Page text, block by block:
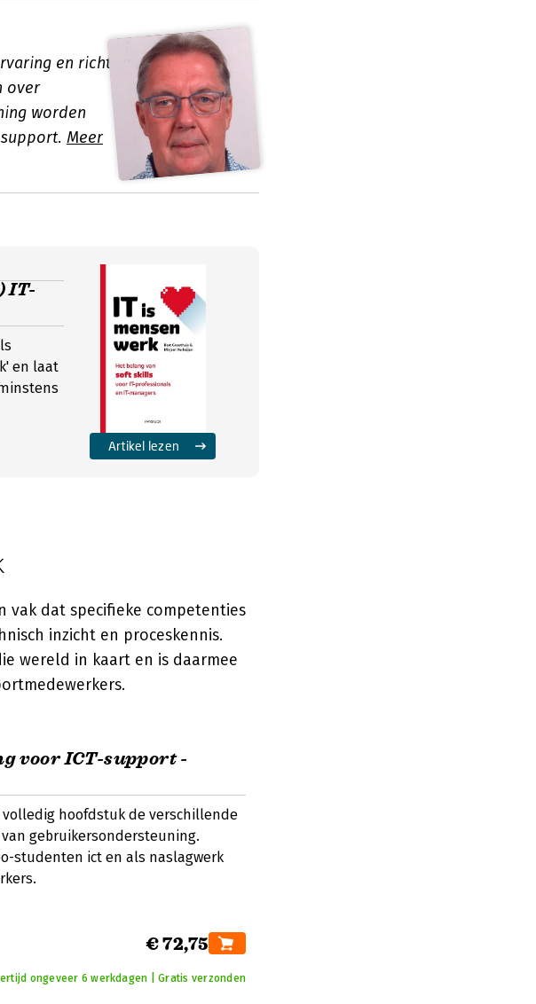
en richt
over
worden
Meer
IT-
en laat
Artikel lezen
vak dat specifieke competenties
inzicht en proceskennis.
wereld in kaart en is daarmee
voor ICT-support -
hoofdstuk de verschillende
gebruikersondersteuning.
studenten ict en als naslagwerk
€ 72,75
ongeveer 6 werkdagen | Gratis verzonden